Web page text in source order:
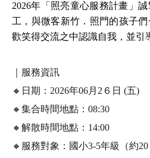
2026年「照亮童心服務計畫」
工，與微客新竹．照門的孩子
歡笑得交流之中認識自我，並引
｜服務資訊
🔸日期：2026年06月2６日 (五)
🔸集合時間地點：08:30
🔸解散時間地點：14:00
🔸服務對象：國小3-5年級（約20